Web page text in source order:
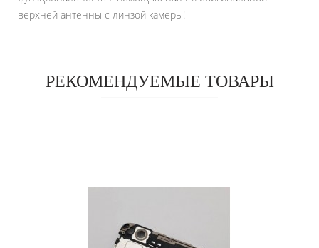
верхней антенны с линзой камеры!
РЕКОМЕНДУЕМЫЕ ТОВАРЫ